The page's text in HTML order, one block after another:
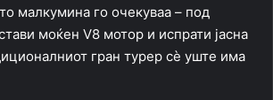
малкумина го очекуваа – под
моќен V8 мотор и испрати јасна
гран турер сè уште има